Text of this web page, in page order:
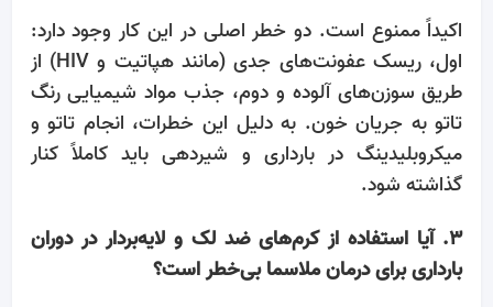
اکیداً ممنوع است. دو خطر اصلی در این کار وجود دارد:
اول، ریسک عفونت‌های جدی (مانند هپاتیت و HIV) از
طریق سوزن‌های آلوده و دوم، جذب مواد شیمیایی رنگ
تاتو به جریان خون. به دلیل این خطرات، انجام تاتو و
میکروبلیدینگ در بارداری و شیردهی باید کاملاً کنار
گذاشته شود.
۳. آیا استفاده از کرم‌های ضد لک و لایه‌بردار در دوران
بارداری برای درمان ملاسما بی‌خطر است؟